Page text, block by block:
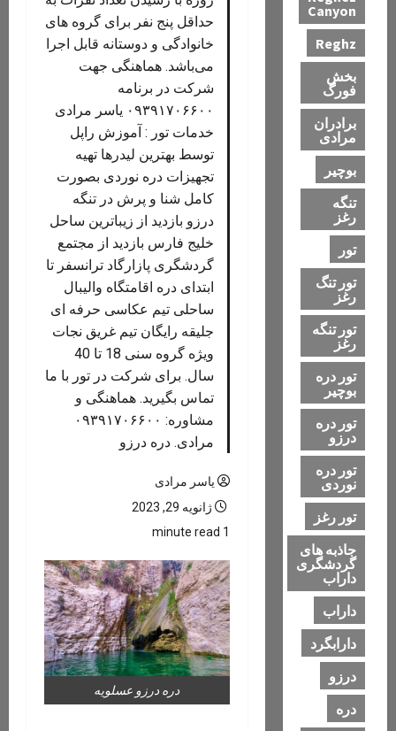
حداقل پنج نفر برای گروه های
خانوادگی و دوستانه قابل اجرا
می‌باشد. هماهنگی جهت
شرکت در برنامه
۰۹۳۹۱۷۰۶۶۰۰ یاسر مرادی
خدمات تور : آموزش راپل
توسط بهترین لیدرها تهیه
تجهیزات دره نوردی بصورت
کامل شنا و پرش در تنگه
درزو بازدید از زیباترین ساحل
خلیج فارس بازدید از مجتمع
گردشگری پازارگاد ترانسفر تا
ابتدای دره اقامتگاه واليبال
ساحلی تیم عکاسی حرفه ای
جلیقه رایگان تیم غریق نجات
ویژه گروه سنی 18 تا 40
سال. برای شرکت در تور با ما
تماس بگیرید. هماهنگی و
مشاوره: ۰۹۳۹۱۷۰۶۶۰۰
مرادی. دره درزو
یاسر مرادی
ژانویه 29, 2023
1 minute read
دره درزو عسلویه
Canyon
Reghz
بخش
فورگ
برادران
مرادی
بوچیر
تنگه
رغز
تور
تور تنگ
رغز
تور تنگه
رغز
تور دره
بوچیر
تور دره
درزو
تور دره
نوردی
تور رغز
جاذبه های
گردشگری
داراب
داراب
دارابگرد
درزو
دره